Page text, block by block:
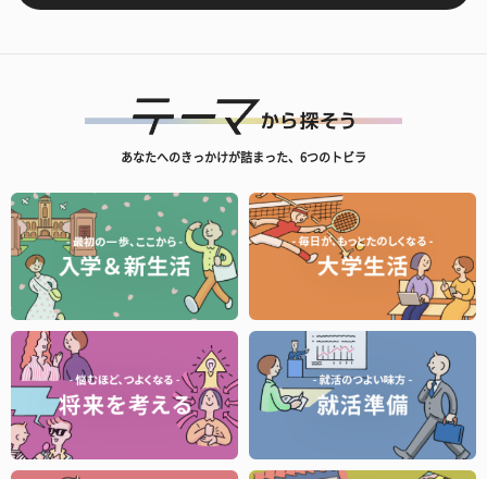
あなたへのきっかけが詰まった、6つのトビラ